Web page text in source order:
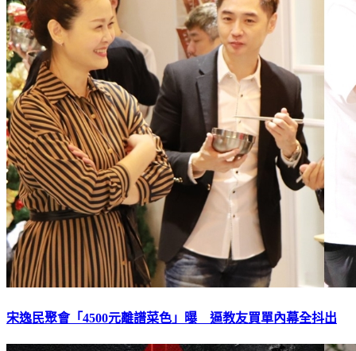
宋逸民聚會「4500元離譜菜色」曝 逼教友買單內幕全抖出